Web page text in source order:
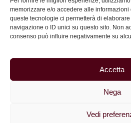
memorizzare e/o accedere alle
queste tecnologie ci permetterà di
navigazione o ID unici su questo sito. Non
consenso può influire negativamente su
Accetta
Nega
Vedi
SERVIZI
INFORMAZIONI
© 2025 Assessorato al Turismo
Informativa